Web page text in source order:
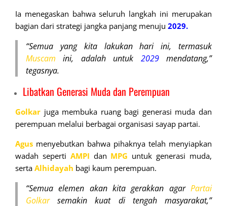
Ia menegaskan bahwa seluruh langkah ini merupakan
bagian dari strategi jangka panjang menuju 2029.
“Semua yang kita lakukan hari ini, termasuk
Muscam ini, adalah untuk 2029mendatang,”
tegasnya.
Libatkan Generasi Muda dan Perempuan
Golkar juga membuka ruang bagi generasi muda dan
perempuan melalui berbagai organisasi sayap partai.
Agus menyebutkan bahwa pihaknya telah menyiapkan
wadah seperti AMPI dan MPG untuk generasi muda,
serta Alhidayah bagi kaum perempuan.
“Semua elemen akan kita gerakkan agar Partai
Golkarsemakin kuat di tengah masyarakat,”